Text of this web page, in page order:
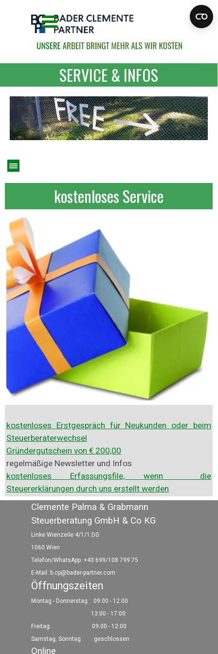
Menü überspringen
SERVICE & INFOS
kostenloses Service
kostenloses Erstgespräch für Neukunden oder beim
Steuerberaterwechsel
Gründergutschein von € 200,00
regelmäßige Newsletter und Infos
kostenloses Erfassungsfile, wenn die
Steuererklärungen durch uns erstellt werden
Clemente Palma & Grabmann
Steuerberatung GmbH & Co KG
Linke Wienzeile 4/1/1.DG
1060 Wien
Telefon/WhatsApp: +43 699/108 799 75
E-Mail: b.cp@bader-partner.com
Öffnungszeiten
Montag - Donnerstag : 09:00 - 12:00
13:00 - 17:00
Freitag: 09:00 - 12:00
Samstag, Sonntag : geschlossen
Online